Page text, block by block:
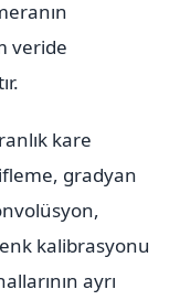
veride
kare
gradyan
kalibrasyonu
ayrı